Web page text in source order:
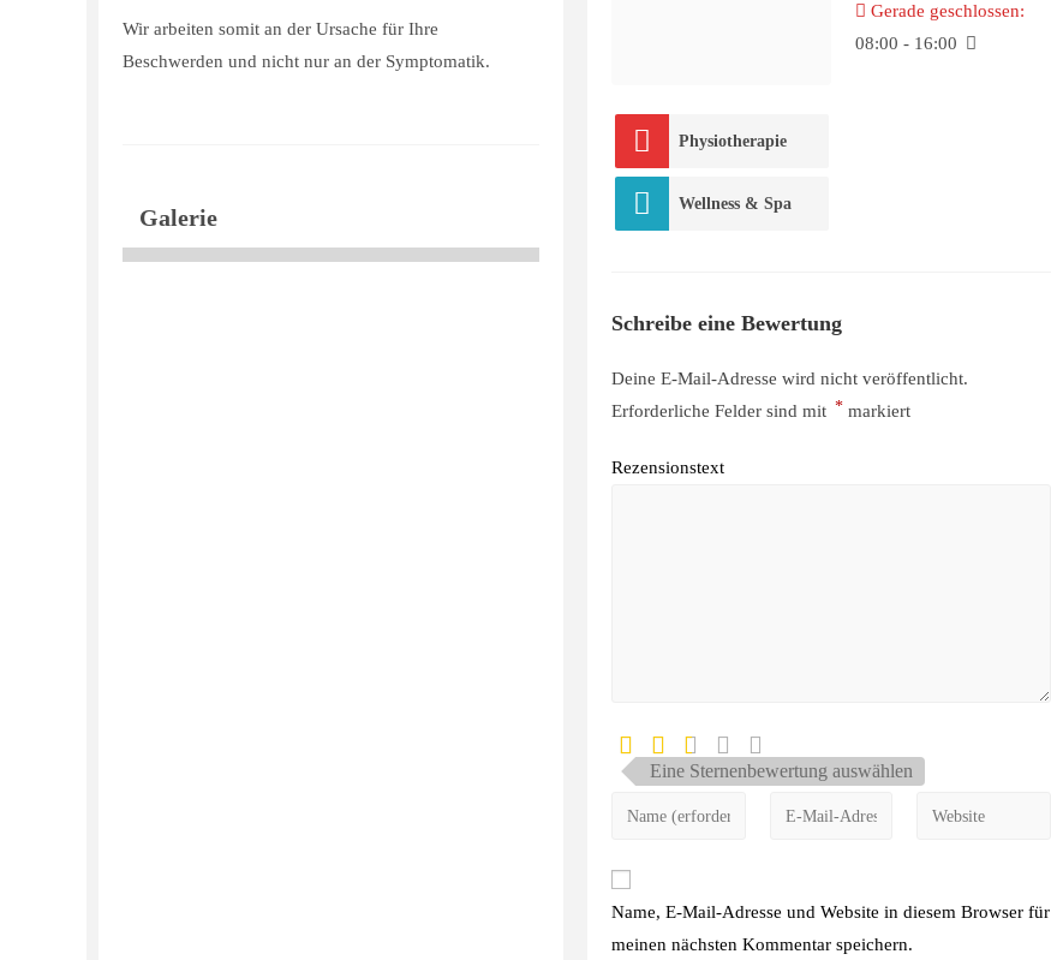
Wir arbeiten somit an der Ursache für Ihre
Beschwerden und nicht nur an der Symptomatik.
Galerie
Gerade geschlossen:
08:00 - 16:00
Physiotherapie
Wellness & Spa
Schreibe eine Bewertung
Deine E-Mail-Adresse wird nicht veröffentlicht.
Erforderliche Felder sind mit *markiert
Rezensionstext
Eine Sternenbewertung auswählen
Name, E-Mail-Adresse und Website in diesem Browser für
meinen nächsten Kommentar speichern.